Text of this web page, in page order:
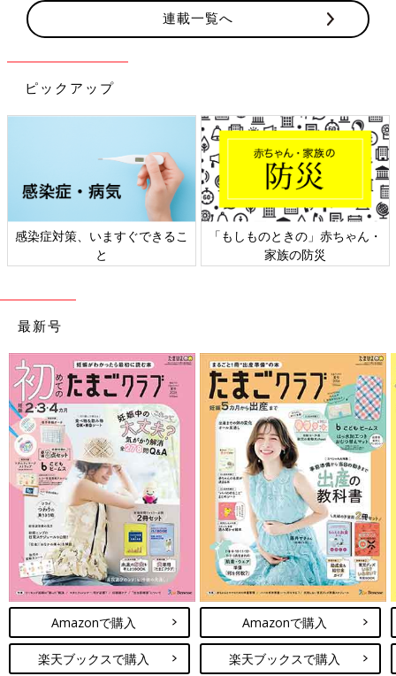
連載一覧へ
ピックアップ
感染症対策、いますぐできるこ
と
「もしものときの」赤ちゃん・
家族の防災
最新号
Amazonで購入
楽天ブックスで購入
Amazonで購入
楽天ブックスで購入